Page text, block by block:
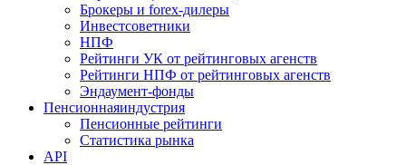
Брокеры и forex-дилеры
Инвестсоветники
НПФ
Рейтинги УК от рейтинговых агенств
Рейтинги НПФ от рейтинговых агенств
Эндаумент-фонды
Пенсионнаяиндустрия
Пенсионные рейтинги
Статистика рынка
API